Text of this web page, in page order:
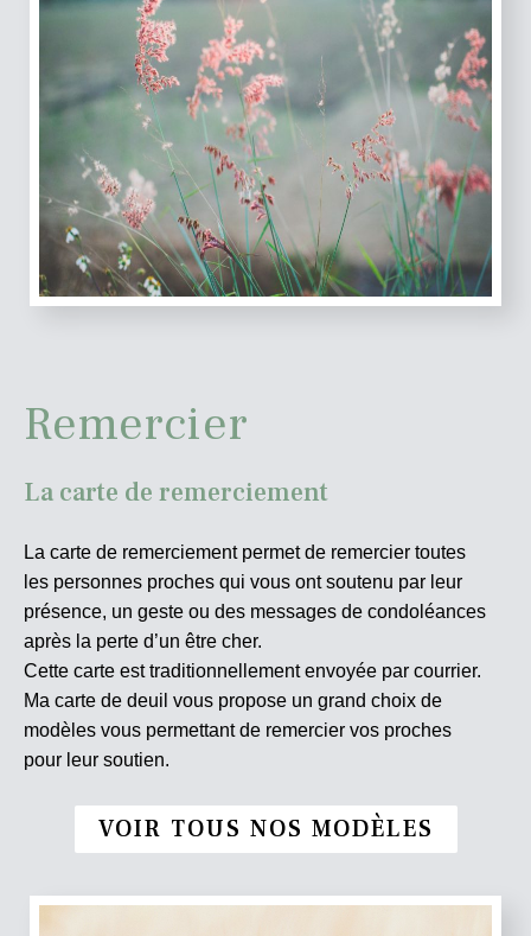
Remercier
La carte de remerciement
La carte de remerciement permet de remercier toutes
les personnes proches qui vous ont soutenu par leur
présence, un geste ou des messages de condoléances
après la perte d’un être cher.
Cette carte est traditionnellement envoyée par courrier.
Ma carte de deuil vous propose un grand choix de
modèles vous permettant de remercier vos proches
pour leur soutien.
VOIR TOUS NOS MODÈLES